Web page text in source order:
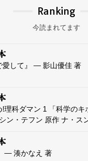
Ranking
今読まれてます
愛して』 — 影山優佳 著
!理科ダマン 1 「科学のキ
ン・テフン 原作 ナ・ス
— 湊かなえ 著